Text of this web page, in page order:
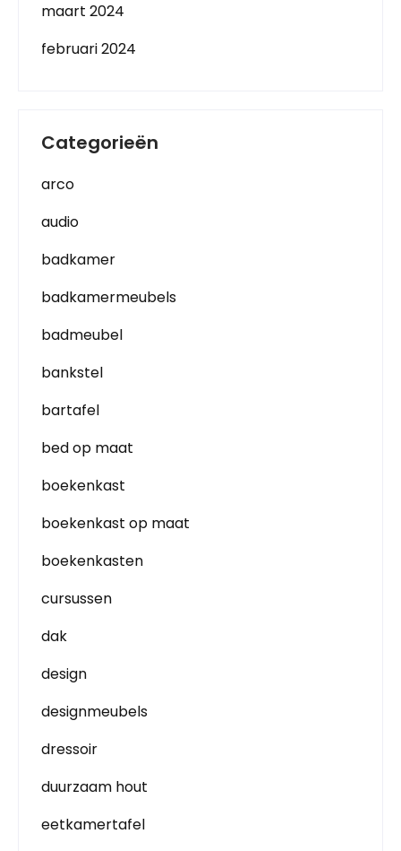
maart 2024
februari 2024
Categorieën
arco
audio
badkamer
badkamermeubels
badmeubel
bankstel
bartafel
bed op maat
boekenkast
boekenkast op maat
boekenkasten
cursussen
dak
design
designmeubels
dressoir
duurzaam hout
eetkamertafel